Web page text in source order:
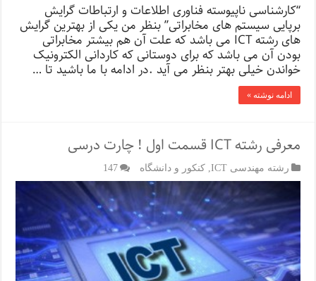
“کارشناسی ناپیوسته فناوری اطلاعات و ارتباطات گرایش
برپایی سیستم های مخابراتی” بنظر من یکی از بهترین گرایش
های رشته ICT می باشد که علت آن هم بیشتر مخابراتی
بودن آن می باشد که برای دوستانی که کاردانی الکترونیک
خواندن خیلی بهتر بنظر می آید .در ادامه با ما باشید تا …
ادامه نوشته »
معرفی رشته ICT قسمت اول ! چارت درسی
رشته مهندسی ICT ,کنکور و دانشگاه 147